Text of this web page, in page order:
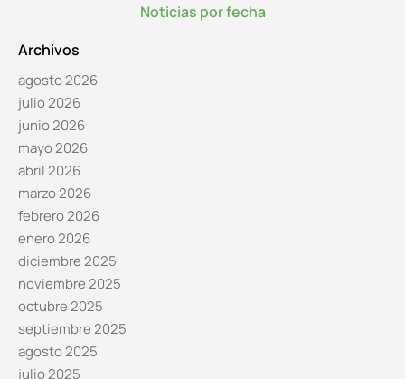
Noticias por fecha
Archivos
agosto 2026
julio 2026
junio 2026
mayo 2026
abril 2026
marzo 2026
febrero 2026
enero 2026
diciembre 2025
noviembre 2025
octubre 2025
septiembre 2025
agosto 2025
julio 2025